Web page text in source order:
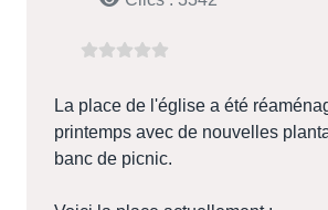
La place de l'église a été
printemps avec de nouvelles
banc de picnic.